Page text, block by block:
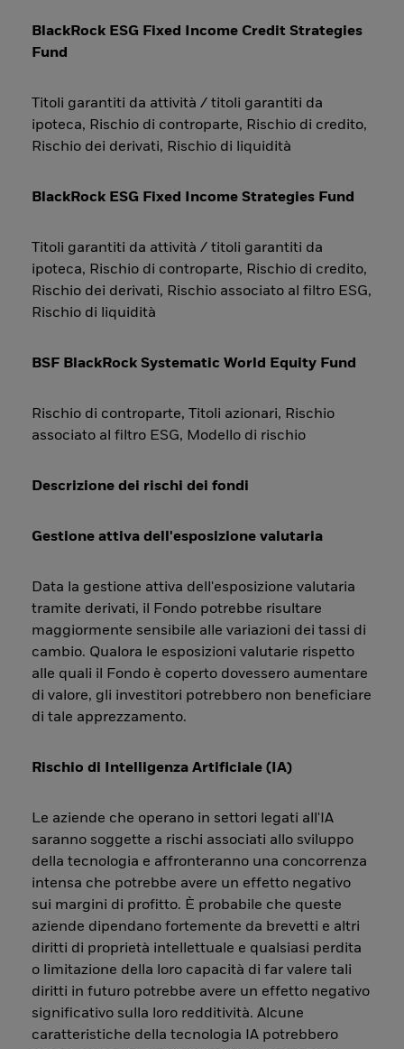
BlackRock ESG Fixed Income Credit Strategies
Fund
Titoli garantiti da attività / titoli garantiti da
ipoteca, Rischio di controparte, Rischio di credito,
Rischio dei derivati, Rischio di liquidità
BlackRock ESG Fixed Income Strategies Fund
Titoli garantiti da attività / titoli garantiti da
ipoteca, Rischio di controparte, Rischio di credito,
Rischio dei derivati, Rischio associato al filtro ESG,
Rischio di liquidità
BSF BlackRock Systematic World Equity Fund
Rischio di controparte, Titoli azionari, Rischio
associato al filtro ESG, Modello di rischio
Descrizione dei rischi dei fondi
Gestione attiva dell'esposizione valutaria
Data la gestione attiva dell'esposizione valutaria
tramite derivati, il Fondo potrebbe risultare
maggiormente sensibile alle variazioni dei tassi di
cambio. Qualora le esposizioni valutarie rispetto
alle quali il Fondo è coperto dovessero aumentare
di valore, gli investitori potrebbero non beneficiare
di tale apprezzamento.
Rischio di Intelligenza Artificiale (IA)
Le aziende che operano in settori legati all'IA
saranno soggette a rischi associati allo sviluppo
della tecnologia e affronteranno una concorrenza
intensa che potrebbe avere un effetto negativo
sui margini di profitto. È probabile che queste
aziende dipendano fortemente da brevetti e altri
diritti di proprietà intellettuale e qualsiasi perdita
o limitazione della loro capacità di far valere tali
diritti in futuro potrebbe avere un effetto negativo
significativo sulla loro redditività. Alcune
caratteristiche della tecnologia IA potrebbero